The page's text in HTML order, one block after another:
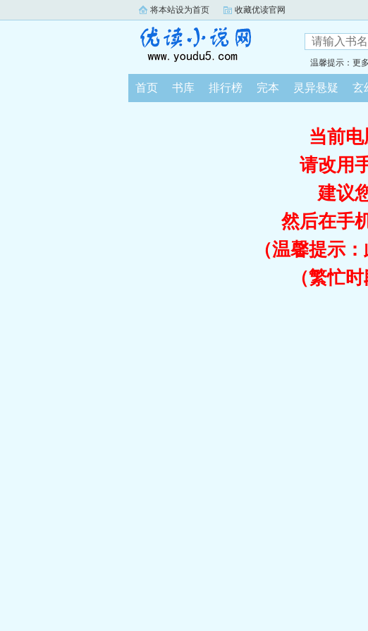
将本站设为首页 收藏优读官网
温馨提示：更
首页 书库 排行榜 完本 灵异悬疑 玄
当前
请改用
建议
然后在手
（温馨提示
（繁忙